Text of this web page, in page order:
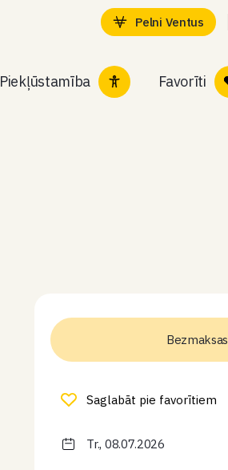
Pelni Ventus
Piekļūstamība Favorīti
Bezmaksas
Saglabāt pie favorītiem
Tr., 08.07.2026